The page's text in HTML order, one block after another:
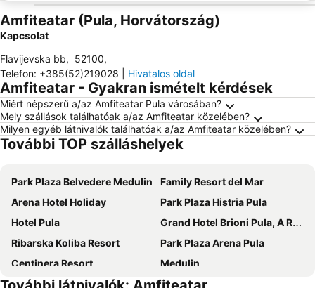
Amfiteatar (Pula, Horvátország)
Kapcsolat
Flavijevska bb, 52100,
Telefon: +385(52)219028 Hivatalos oldal
Amfiteatar - Gyakran ismételt kérdések
Miért népszerű a/az Amfiteatar Pula városában?
Mely szállások találhatóak a/az Amfiteatar közelében?
Milyen egyéb látnivalók találhatóak a/az Amfiteatar közelében?
További TOP szálláshelyek
Park Plaza Belvedere Medulin
Family Resort del Mar
Arena Hotel Holiday
Park Plaza Histria Pula
Hotel Pula
Grand Hotel Brioni Pula, A Radisson Collection Hotel
Ribarska Koliba Resort
Park Plaza Arena Pula
Centinera Resort
Medulin
Livadic
Arena One 99 Glamping